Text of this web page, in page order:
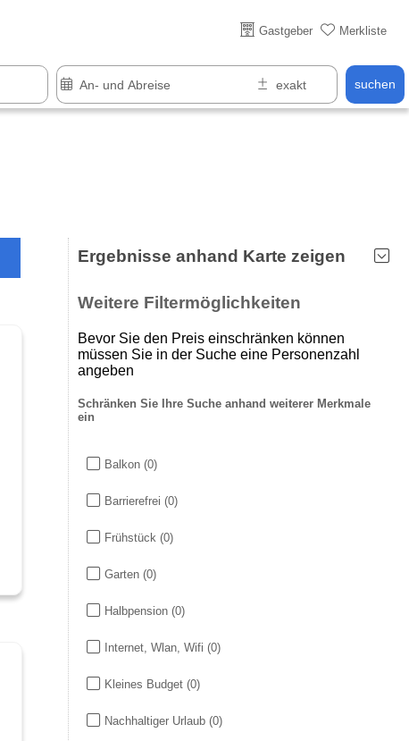
Gastgeber Merkliste
suchen
Über 25 Jahre online
Ergebnisse anhand Karte zeigen
Weitere Filtermöglichkeiten
Bevor Sie den Preis einschränken können
müssen Sie in der Suche eine Personenzahl
angeben
Schränken Sie Ihre Suche anhand weiterer Merkmale
ein
Balkon (0)
Barrierefrei (0)
Frühstück (0)
Garten (0)
Halbpension (0)
Internet, Wlan, Wifi (0)
Kleines Budget (0)
Nachhaltiger Urlaub (0)